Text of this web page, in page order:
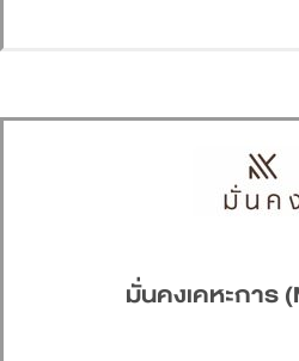
มั่นคงเคหะการ